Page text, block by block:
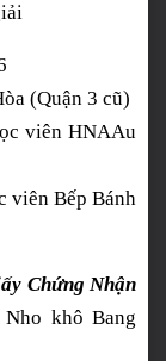
(Quận 3 cũ)
viên HNAAu
viên Bếp Bánh
Chứng Nhận
khô Bang